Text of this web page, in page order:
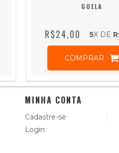
GOELA
R$24,00 5X DE
COMPRAR
MINHA CONTA
Cadastre-se
Login